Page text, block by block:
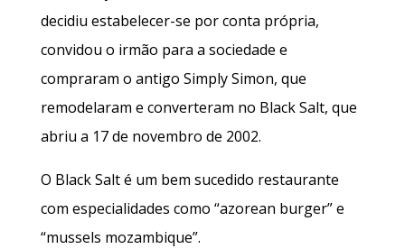
decidiu estabelecer-se por conta própria,
convidou o irmão para a sociedade e
compraram o antigo Simply Simon, que
remodelaram e converteram no Black Salt, que
abriu a 17 de novembro de 2002.
O Black Salt é um bem sucedido restaurante
com especialidades como “azorean burger” e
“mussels mozambique”.